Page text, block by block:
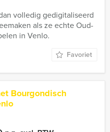
volledig gedigitaliseerd
als ze echte Oud-
in Venlo.
Favoriet
Bourgondisch